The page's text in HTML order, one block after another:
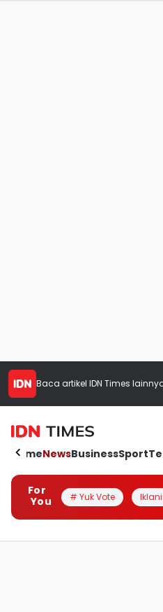
Baca artikel IDN Times
HomeNewsBusinessSport
For
You
# Yuk Vote